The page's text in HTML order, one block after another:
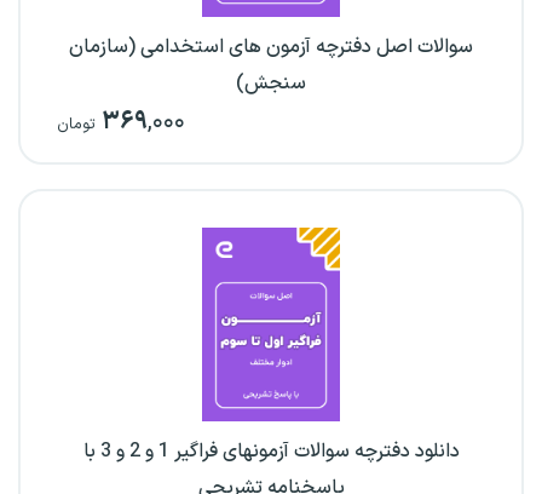
سوالات اصل دفترچه آزمون های استخدامی (سازمان
سنجش)
۳۶۹,۰۰۰ تومان
دانلود دفترچه سوالات آزمونهای فراگیر 1 و 2 و 3 با
پاسخنامه تشریحی